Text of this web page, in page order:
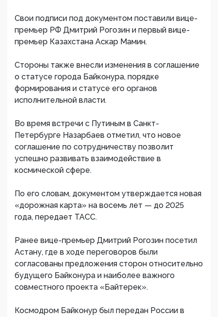
Свои подписи под документом поставили вице-
премьер РФ Дмитрий Рогозин и первый вице-
премьер Казахстана Аскар Мамин.
Стороны также внесли изменения в соглашение
о статусе города Байконура, порядке
формирования и статусе его органов
исполнительной власти.
Во время встречи с Путиным в Санкт-
Петербурге Назарбаев отметил, что новое
соглашение по сотрудничеству позволит
успешно развивать взаимодействие в
космической сфере.
По его словам, документом утверждается новая
«дорожная карта» на восемь лет — до 2025
года, передает ТАСС.
Ранее вице-премьер Дмитрий Рогозин посетил
Астану, где в ходе переговоров были
согласованы предложения сторон относительно
будущего Байконура и наиболее важного
совместного проекта «Байтерек».
Космодром Байконур был передан России в